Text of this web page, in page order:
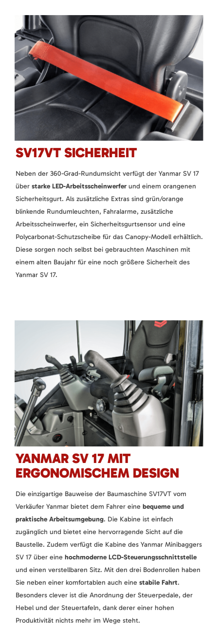
SV17VT SICHERHEIT
Neben der 360-Grad-Rundumsicht verfügt der Yanmar SV 17
über starke LED-Arbeitsscheinwerfer und einem orangenen
Sicherheitsgurt. Als zusätzliche Extras sind grün/orange
blinkende Rundumleuchten, Fahralarme, zusätzliche
Arbeitsscheinwerfer, ein Sicherheitsgurtsensor und eine
Polycarbonat-Schutzscheibe für das Canopy-Modell erhältlich.
Diese sorgen noch selbst bei gebrauchten Maschinen mit
einem alten Baujahr für eine noch größere Sicherheit des
Yanmar SV 17.
YANMAR SV 17 MIT
ERGONOMISCHEM DESIGN
Die einzigartige Bauweise der Baumaschine SV17VT vom
Verkäufer Yanmar bietet dem Fahrer eine bequeme und
praktische Arbeitsumgebung. Die Kabine ist einfach
zugänglich und bietet eine hervorragende Sicht auf die
Baustelle. Zudem verfügt die Kabine des Yanmar Minibaggers
SV 17 über eine hochmoderne LCD-Steuerungsschnittstelle
und einen verstellbaren Sitz. Mit den drei Bodenrollen haben
Sie neben einer komfortablen auch eine stabile Fahrt.
Besonders clever ist die Anordnung der Steuerpedale, der
Hebel und der Steuertafeln, dank derer einer hohen
Produktivität nichts mehr im Wege steht.